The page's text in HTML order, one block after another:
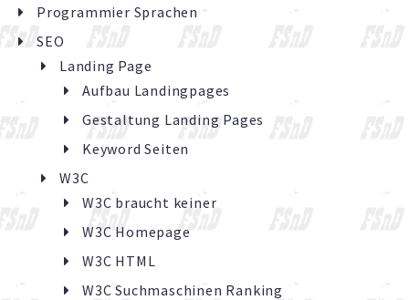
Programmier Sprachen
SEO
Landing Page
Aufbau Landingpages
Gestaltung Landing Pages
Keyword Seiten
W3C
W3C braucht keiner
W3C Homepage
W3C HTML
W3C Suchmaschinen Ranking